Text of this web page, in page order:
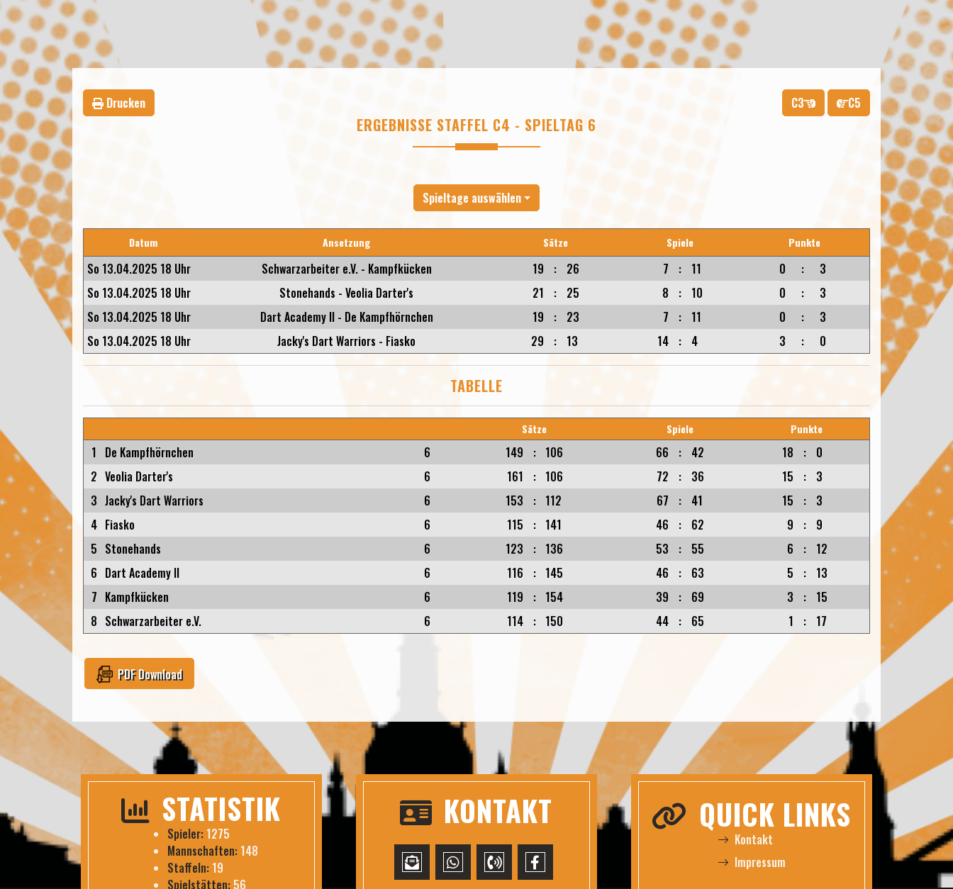
Drucken C3 C5
ERGEBNISSE STAFFEL C4 - SPIELTAG 6
Spieltage auswählen
Datum Ansetzung Sätze Spiele Punkte
So 13.04.2025 18 Uhr Schwarzarbeiter e.V. - Kampfkücken 19 : 26 7 : 11 0 :
3
So 13.04.2025 18 Uhr
Stonehands - Veolia Darter's 21 : 25 8 : 10 0 :
3
So 13.04.2025 18 Uhr
Dart Academy II - De Kampfhörnchen 19 : 23 7 : 11 0 :
3
So 13.04.2025 18 Uhr
Jacky's Dart Warriors - Fiasko 29 : 13 14 : 4 3 : 0
TABELLE
Sätze Spiele Punkte
1 De Kampfhörnchen 6 149 : 106 66 : 42 18 :
0
2 Veolia Darter's 6 161 : 106 72 : 36 15 :
3
3 Jacky's Dart Warriors 6 153 : 112 67 : 41 15 :
3
4 Fiasko 6 115 : 141 46 : 62 9 :
9
5 Stonehands 6 123 : 136 53 : 55 6 :
12
6 Dart Academy II 6 116 : 145 46 : 63 5 :
13
7 Kampfkücken 6 119 : 154 39 : 69 3 :
15
8 Schwarzarbeiter e.V. 6 114 : 150 44 : 65 1 : 17
PDF Download
STATISTIK
Spieler:1275
Mannschaften:148
Staffeln:19
Spielstätten:56
KONTAKT QUICK LINKS
Kontakt
Impressum